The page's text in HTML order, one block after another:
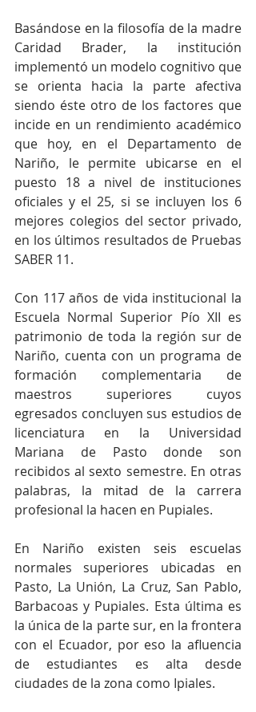
Basándose en la filosofía de la madre
Caridad Brader, la institución
implementó un modelo cognitivo que
se orienta hacia la parte afectiva
siendo éste otro de los factores que
incide en un rendimiento académico
que hoy, en el Departamento de
Nariño, le permite ubicarse en el
puesto 18 a nivel de instituciones
oficiales y el 25, si se incluyen los 6
mejores colegios del sector privado,
en los últimos resultados de Pruebas
SABER 11.
Con 117 años de vida institucional la
Escuela Normal Superior Pío XII es
patrimonio de toda la región sur de
Nariño, cuenta con un programa de
formación complementaria de
maestros superiores cuyos
egresados concluyen sus estudios de
licenciatura en la Universidad
Mariana de Pasto donde son
recibidos al sexto semestre. En otras
palabras, la mitad de la carrera
profesional la hacen en Pupiales.
En Nariño existen seis escuelas
normales superiores ubicadas en
Pasto, La Unión, La Cruz, San Pablo,
Barbacoas y Pupiales. Esta última es
la única de la parte sur, en la frontera
con el Ecuador, por eso la afluencia
de estudiantes es alta desde
ciudades de la zona como Ipiales.